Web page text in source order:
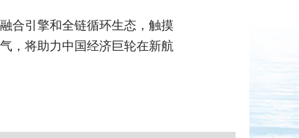
合引擎和全链循环生态，触摸
，将助力中国经济巨轮在新航